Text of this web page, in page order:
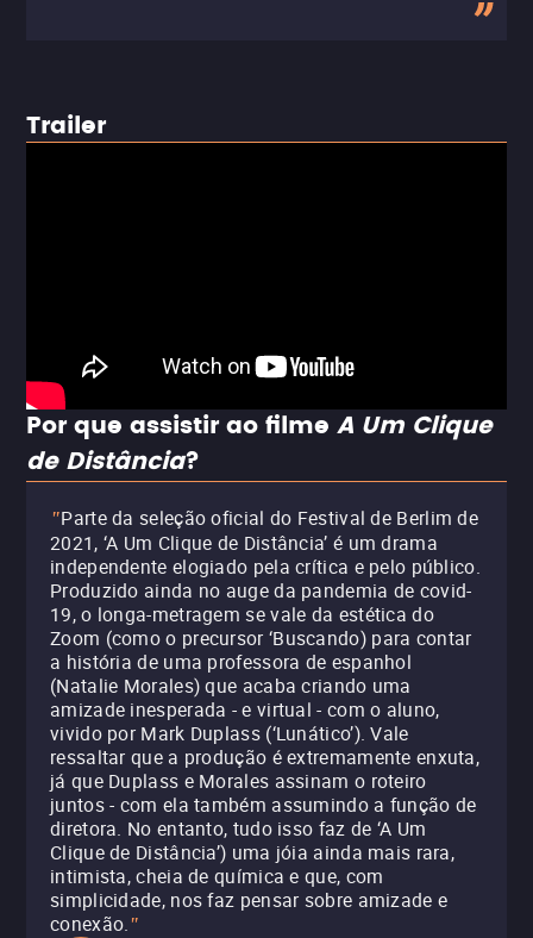
Trailer
Por que assistir ao filme A Um Clique
de Distância?
"Parte da seleção oficial do Festival de Berlim de
2021, ‘A Um Clique de Distância’ é um drama
independente elogiado pela crítica e pelo público.
Produzido ainda no auge da pandemia de covid-
19, o longa-metragem se vale da estética do
Zoom (como o precursor ‘Buscando) para contar
a história de uma professora de espanhol
(Natalie Morales) que acaba criando uma
amizade inesperada - e virtual - com o aluno,
vivido por Mark Duplass (‘Lunático’). Vale
ressaltar que a produção é extremamente enxuta,
já que Duplass e Morales assinam o roteiro
juntos - com ela também assumindo a função de
diretora. No entanto, tudo isso faz de ‘A Um
Clique de Distância’) uma jóia ainda mais rara,
intimista, cheia de química e que, com
simplicidade, nos faz pensar sobre amizade e
conexão."